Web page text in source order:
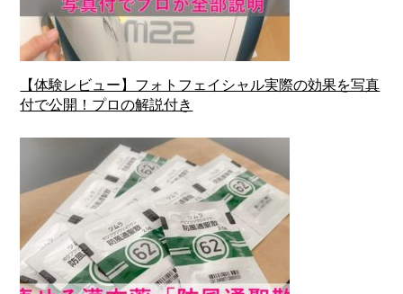
【体験レビュー】フォトフェイシャル実際の効果を写真
付で公開！プロの解説付き